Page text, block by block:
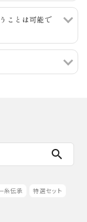
ことは可能で
search
糸伝承 特選セット